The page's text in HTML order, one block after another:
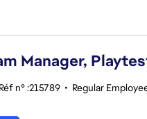
Manager,
Réf n° :215789 • Regular